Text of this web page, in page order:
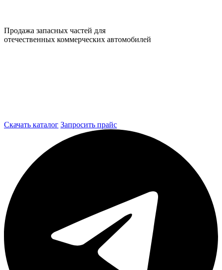
Продажа запасных частей для
отечественных коммерческих автомобилей
Скачать каталог Запросить прайс